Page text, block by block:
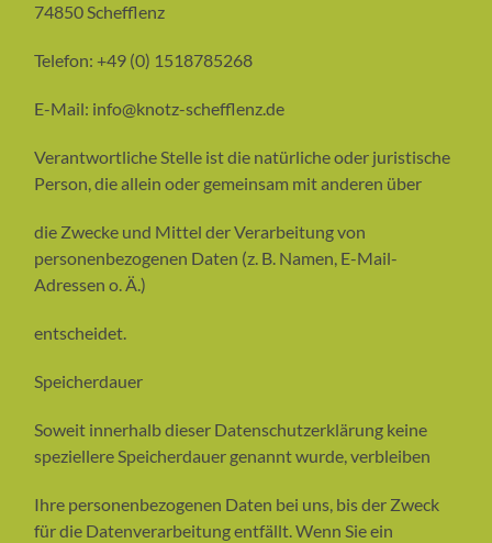
74850 Schefflenz
Telefon: +49 (0) 1518785268
E-Mail: info@knotz-schefflenz.de
Verantwortliche Stelle ist die natürliche oder juristische
Person, die allein oder gemeinsam mit anderen über
die Zwecke und Mittel der Verarbeitung von
personenbezogenen Daten (z. B. Namen, E-Mail-
Adressen o. Ä.)
entscheidet.
Speicherdauer
Soweit innerhalb dieser Datenschutzerklärung keine
speziellere Speicherdauer genannt wurde, verbleiben
Ihre personenbezogenen Daten bei uns, bis der Zweck
für die Datenverarbeitung entfällt. Wenn Sie ein